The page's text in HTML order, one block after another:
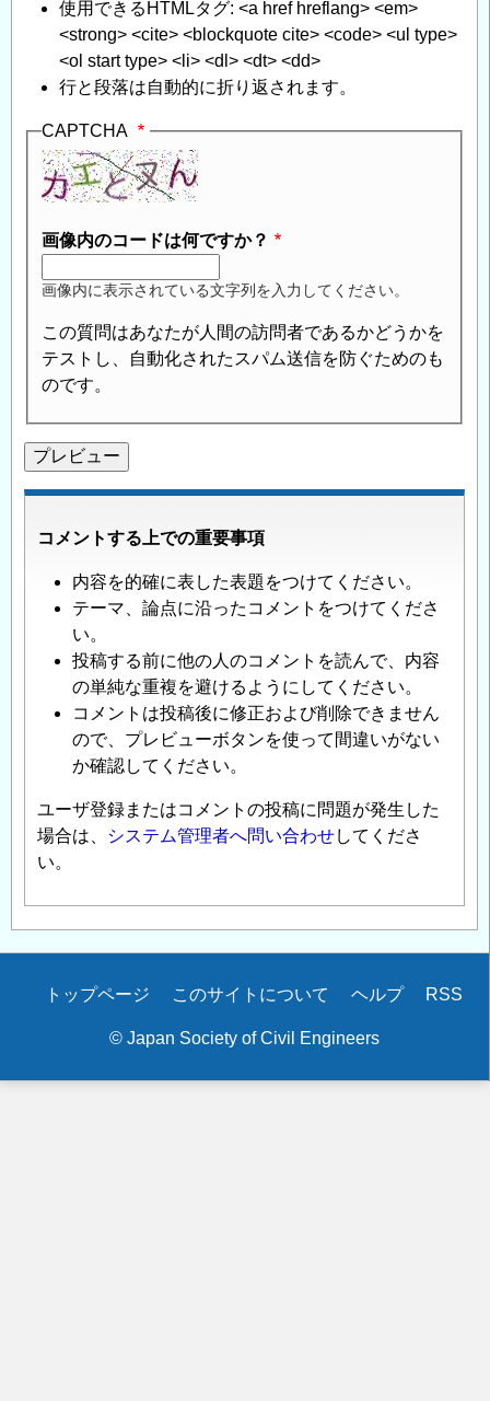
ル
ト
の
現
地
引
抜
試
験
に
つ
て」
へ
の
使用できるHTMLタグ: <a href hreflang> <em>
<strong> <cite> <blockquote cite> <code> <ul type>
<ol start type> <li> <dl> <dt> <dd>
行と段落は自動的に折り返されます。
CAPTCHA
画像内のコードは何ですか？
画像内に表示されている文字列を入力してください。
この質問はあなたが人間の訪問者であるかどうかを
テストし、自動化されたスパム送信を防ぐためのも
のです。
コメントする上での重要事項
内容を的確に表した表題をつけてください。
テーマ、論点に沿ったコメントをつけてくださ
い。
投稿する前に他の人のコメントを読んで、内容
の単純な重複を避けるようにしてください。
コメントは投稿後に修正および削除できません
ので、プレビューボタンを使って間違いがない
か確認してください。
ユーザ登録またはコメントの投稿に問題が発生した
場合は、
システム管理者へ問い合わせしてくださ
い。
Secondary
トップページ このサイトについて ヘルプ RSS
© Japan Society of Civil Engineers